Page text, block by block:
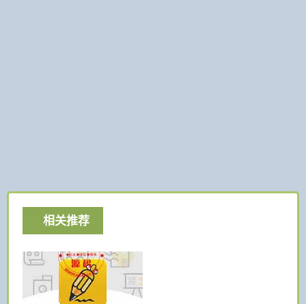
相关推荐